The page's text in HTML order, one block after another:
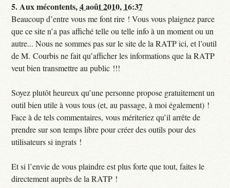
5.Aux mécontents,4 août 2010, 16:37
Beaucoup d’entre vous me font rire ! Vous vous plaignez parce
que ce site n’a pas affiché telle ou telle info à un moment ou un
autre... Nous ne sommes pas sur le site de la RATP ici, et l’outil
de M. Courbis ne fait qu’afficher les informations que la RATP
veut bien transmettre au public !!!
Soyez plutôt heureux qu’une personne propose gratuitement un
outil bien utile à vous tous (et, au passage, à moi également) !
Face à de tels commentaires, vous mériteriez qu’il arrête de
prendre sur son temps libre pour créer des outils pour des
utilisateurs si ingrats !
Et si l’envie de vous plaindre est plus forte que tout, faites le
directement auprès de la RATP !